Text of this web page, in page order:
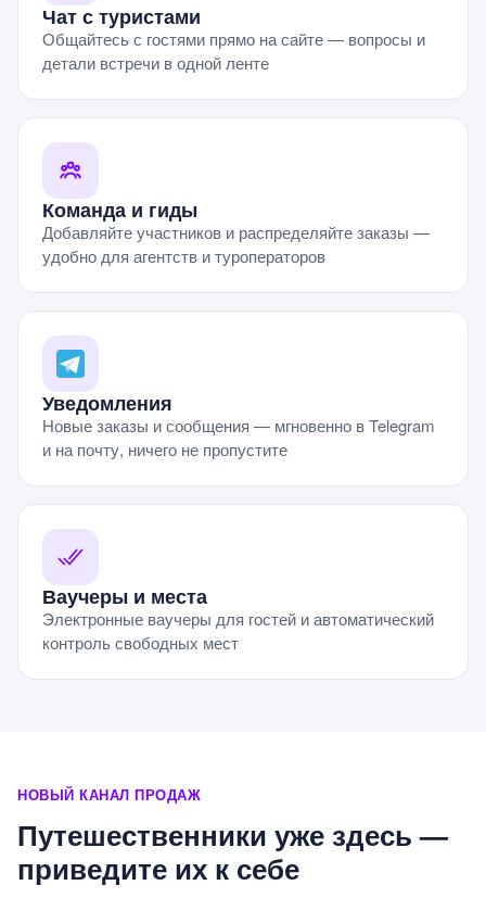
Чат с туристами
Общайтесь с гостями прямо на сайте — вопросы и
детали встречи в одной ленте
Команда и гиды
Добавляйте участников и распределяйте заказы —
удобно для агентств и туроператоров
Уведомления
Новые заказы и сообщения — мгновенно в Telegram
и на почту, ничего не пропустите
Ваучеры и места
Электронные ваучеры для гостей и автоматический
контроль свободных мест
НОВЫЙ КАНАЛ ПРОДАЖ
Путешественники уже здесь —
приведите их к себе